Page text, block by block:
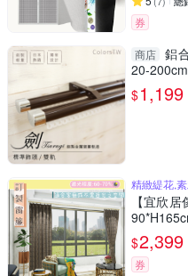
券
商店 鋁
20-
$1,199
精緻緹花,
【宜欣
$2,399
券